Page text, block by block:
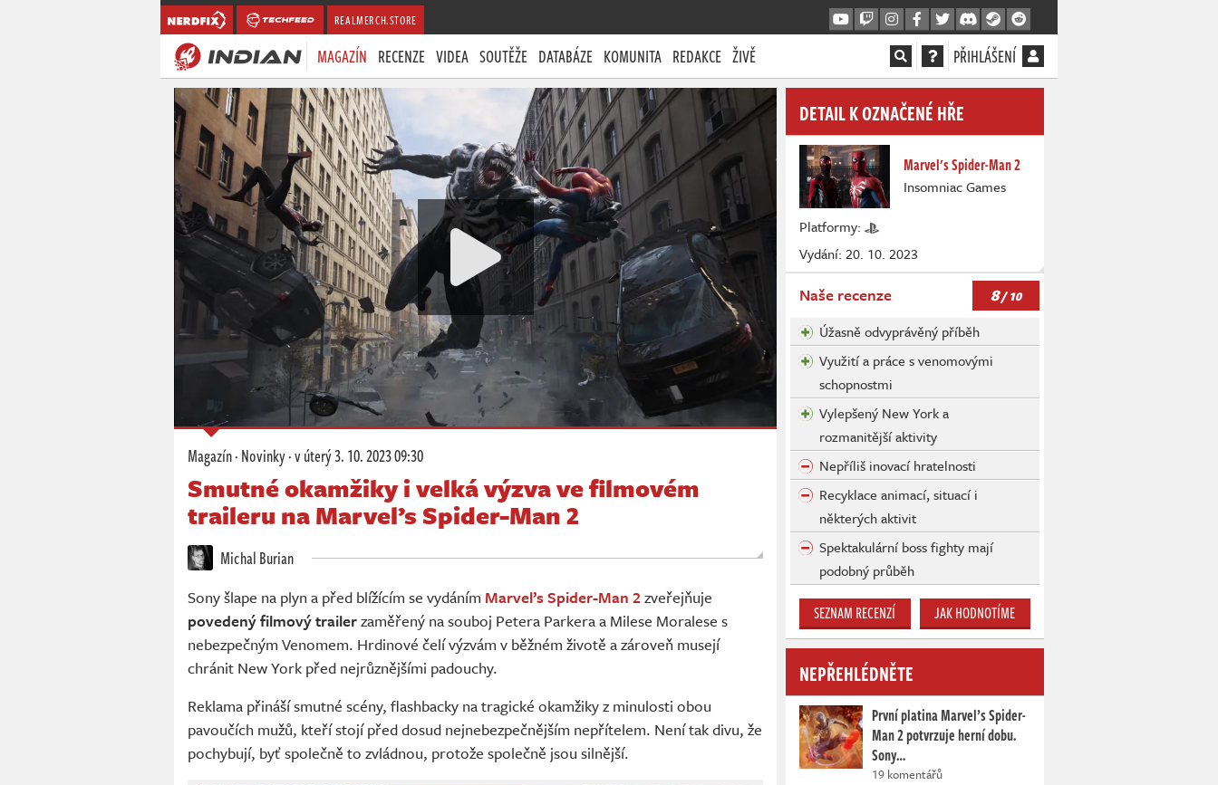
REALMERCH.STORE
MAGAZÍN RECENZE VIDEA SOUTĚŽE DATABÁZE KOMUNITA REDAKCE ŽIVĚ PŘIHLÁŠENÍ
Magazín·Novinky·v úterý3. 10. 2023 09:30
Smutné okamžiky i velká výzva ve filmovém
traileru na Marvel’s Spider-Man 2
Michal Burian
Sony šlape na plyn a před blížícím se vydáním Marvel’s Spider-Man 2zveřejňuje
povedený filmový trailerzaměřený na souboj Petera Parkera a Milese Moralese s
nebezpečným Venomem. Hrdinové čelí výzvám v běžném životě a zároveň musejí
chránit New York před nejrůznějšími padouchy.
Reklama přináší smutné scény, flashbacky na tragické okamžiky z minulosti obou
pavoučích mužů, kteří stojí před dosud nejnebezpečnějším nepřítelem. Není tak divu, že
pochybují, byť společně to zvládnou, protože společně jsou silnější.
DETAIL K OZNAČENÉ HŘE
Marvel's Spider-Man 2
Insomniac Games
Platformy:
Vydání: 20. 10. 2023
Naše recenze 8/ 10
Úžasně odvyprávěný příběh
Využití a práce s venomovými
schopnostmi
Vylepšený New York a
rozmanitější aktivity
Nepříliš inovací hratelnosti
Recyklace animací, situací i
některých aktivit
Spektakulární boss fighty mají
podobný průběh
SEZNAM RECENZÍ JAK HODNOTÍME
NEPŘEHLÉDNĚTE
První platina Marvel’s Spider-
Man 2 potvrzuje herní dobu.
Sony…
19 komentářů